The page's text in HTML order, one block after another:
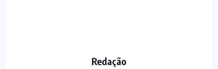
Redação